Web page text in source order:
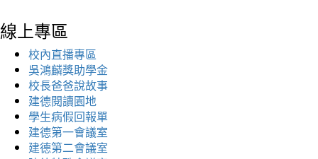
線上專區
校內直播專區
吳鴻麟獎助學金
校長爸爸說故事
建德閱讀園地
學生病假回報單
建德第一會議室
建德第二會議室